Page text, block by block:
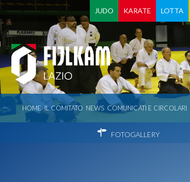
JUDO KARATE LOTTA
HOME IL COMITATO NEWS COMUNICATI E CIRCOLARI
FOTOGALLERY